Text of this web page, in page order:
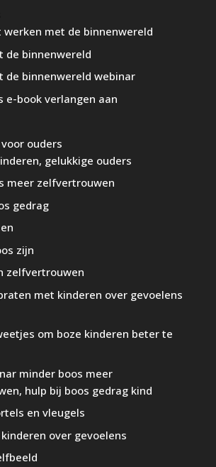
werken met de binnenwereld
de binnenwereld
de binnenwereld webinar
e-book verlangen aan
ouders
gelukkige ouders
meer zelfvertrouwen
gedrag
zijn
zelfvertrouwen
met kinderen over gevoelens
om boze kinderen beter te
minder boos meer
hulp bij boos gedrag kind
en vleugels
over gevoelens